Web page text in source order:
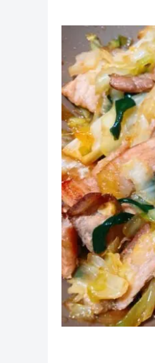
私とは考えが合
そういえば今日
結構甘辛い感じ